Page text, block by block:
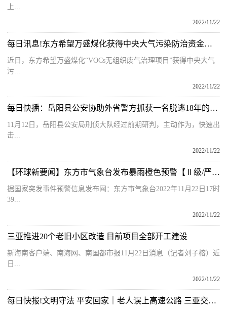
上...
2022/11/22
每日讯息!东方希望万盛煤化获得中央大气污染防治资金奖励
近日，东方希望万盛煤化“VOCs无组织废气治理项目”获得中央大气
污...
2022/11/22
每日快播：岳阳县公安协助外省警方抓获一名脱逃18年的网上逃犯
11月12日，岳阳县公安局刑侦大队经过前期研判，主动作为，快速出
击...
2022/11/22
【环球新要闻】东方市气象台发布暴雨橙色预警【Ⅱ级/严重】
据国家突发事件预警信息发布网：东方市气象台2022年11月22日17时
39...
2022/11/22
三亚推进20个老旧小区改造 目前项目全部开工建设
新海南客户端、南海网、南国都市报11月22日消息（记者刘子榕）近
日...
2022/11/22
每日快报!文明守法 平安回家｜老人误上高速公路 三亚交警暖心救助